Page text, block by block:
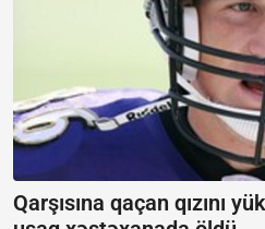
Qarşısına qaçan qızını